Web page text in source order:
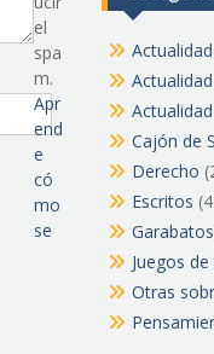
el
spa
m.
Apr
end
e
có
mo
se
Cajón de
Derecho
Escritos
Garabatos
Juegos
Otras